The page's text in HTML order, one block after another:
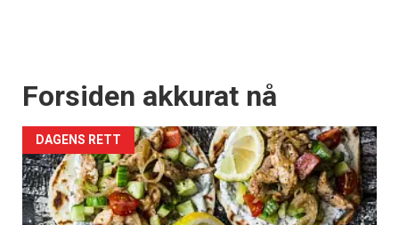
Forsiden akkurat nå
DAGENS RETT